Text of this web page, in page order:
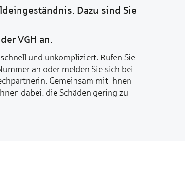
Dazu sind Sie
VGH an.
und unkompliziert. Rufen Sie
an oder melden Sie sich bei
Gemeinsam mit Ihnen
dabei, die Schäden gering zu